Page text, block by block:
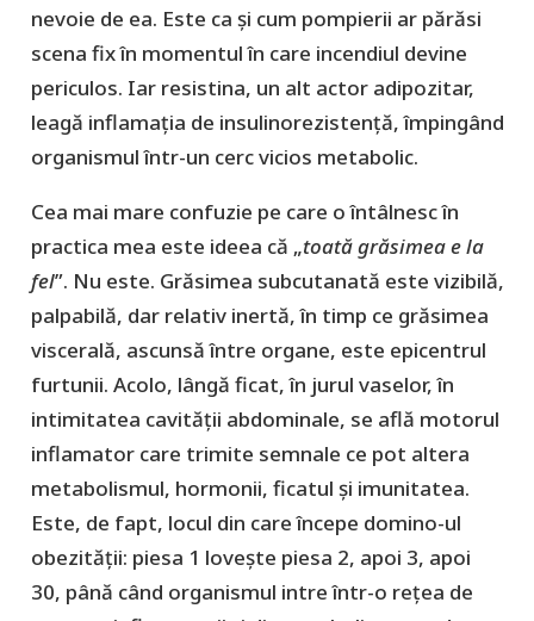
nevoie de ea. Este ca și cum pompierii ar părăsi
scena fix în momentul în care incendiul devine
periculos. Iar resistina, un alt actor adipozitar,
leagă inflamația de insulinorezistență, împingând
organismul într-un cerc vicios metabolic.
Cea mai mare confuzie pe care o întâlnesc în
practica mea este ideea că „toată grăsimea e la
fel”. Nu este. Grăsimea subcutanată este vizibilă,
palpabilă, dar relativ inertă, în timp ce grăsimea
viscerală, ascunsă între organe, este epicentrul
furtunii. Acolo, lângă ficat, în jurul vaselor, în
intimitatea cavității abdominale, se află motorul
inflamator care trimite semnale ce pot altera
metabolismul, hormonii, ficatul și imunitatea.
Este, de fapt, locul din care începe domino-ul
obezității: piesa 1 lovește piesa 2, apoi 3, apoi
30, până când organismul intre într-o rețea de